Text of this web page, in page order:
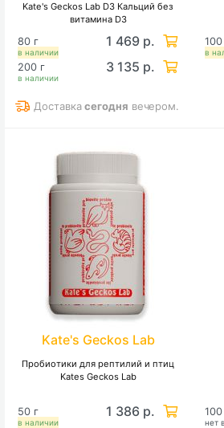
Kate's Geckos Lab D3 Кальций без
витамина D3
в наличии
80 г 1 469 р.
в наличии
200 г 3 135 р.
Доставкасегодня вечером.
в
100
Kate's Geckos Lab
Пробиотики для рептилий и птиц
Kates Geckos Lab
в наличии
50 г 1 386 р.
нет
100